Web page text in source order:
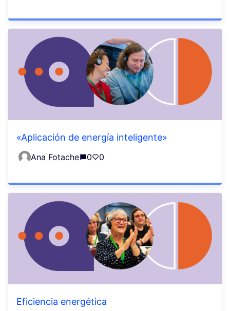
«Aplicación de energía inteligente»
Ana Fotache 0 0
Eficiencia energética